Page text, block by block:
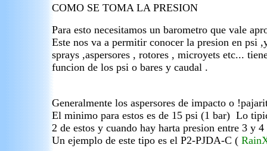
COMO SE TOMA LA PRESION
Para esto necesitamos un barometro que vale
Este nos va a permitir conocer la presion en psi
sprays ,aspersores , rotores , microyets etc...
funcion de los psi o bares y caudal .
Generalmente los aspersores de impacto o
El minimo para estos es de 15 psi (1 bar) Lo
2 de estos y cuando hay harta presion entre 3 y 4
Un ejemplo de este tipo es el P2-PJDA-C (